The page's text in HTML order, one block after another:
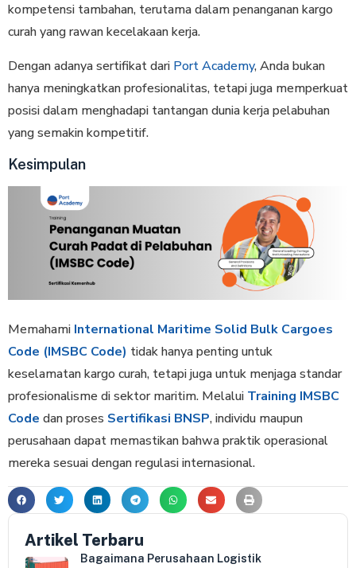
kompetensi tambahan, terutama dalam penanganan kargo
curah yang rawan kecelakaan kerja.
Dengan adanya sertifikat dari Port Academy, Anda bukan
hanya meningkatkan profesionalitas, tetapi juga memperkuat
posisi dalam menghadapi tantangan dunia kerja pelabuhan
yang semakin kompetitif.
Kesimpulan
Memahami International Maritime Solid Bulk Cargoes
Code (IMSBC Code) tidak hanya penting untuk
keselamatan kargo curah, tetapi juga untuk menjaga standar
profesionalisme di sektor maritim. Melalui Training IMSBC
Code dan proses Sertifikasi BNSP, individu maupun
perusahaan dapat memastikan bahwa praktik operasional
mereka sesuai dengan regulasi internasional.
Artikel Terbaru
Bagaimana Perusahaan Logistik